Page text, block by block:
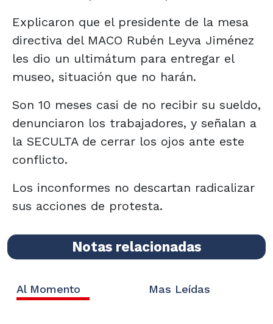
Explicaron que el presidente de la mesa
directiva del MACO Rubén Leyva Jiménez
les dio un ultimátum para entregar el
museo, situación que no harán.
Son 10 meses casi de no recibir su sueldo,
denunciaron los trabajadores, y señalan a
la SECULTA de cerrar los ojos ante este
conflicto.
Los inconformes no descartan radicalizar
sus acciones de protesta.
Notas relacionadas
Al Momento Mas Leídas